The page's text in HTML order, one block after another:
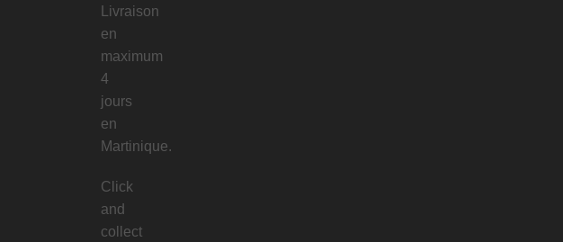
Livraison
en
maximum
4
jours
en
Martinique.
Click
and
collect